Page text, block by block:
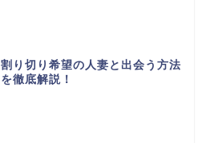
割り切り希望の人妻と出会う方法
を徹底解説！